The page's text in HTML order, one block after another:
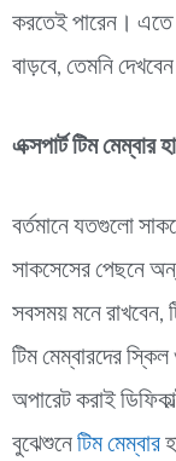
করতেই পারেন। এতে
বাড়বে, তেমনি
এক্সপার্ট টিম মেম্বার
বর্তমানে যতগুলো
সাকসেসের পেছনে
সবসময় মনে রাখবেন,
টিম মেম্বারদের স্কিল
অপারেট করাই
বুঝেশুনে টিম মেম্বার